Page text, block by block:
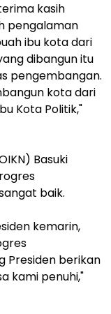
kasih
pengalaman
ibu kota dari
dibangun itu
pengembangan.
kota dari
Kota Politik,"
Basuki
baik.
kemarin,
Presiden berikan
kami penuhi,"